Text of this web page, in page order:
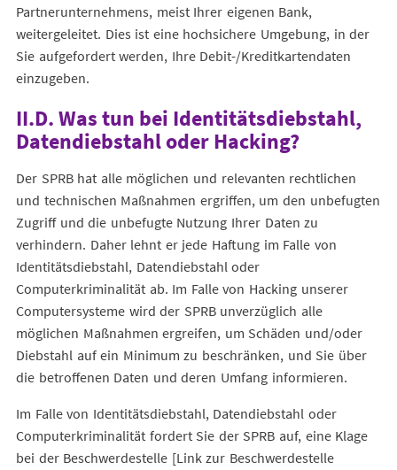
Partnerunternehmens, meist Ihrer eigenen Bank,
weitergeleitet. Dies ist eine hochsichere Umgebung, in der
Sie aufgefordert werden, Ihre Debit-/Kreditkartendaten
einzugeben.
II.D. Was tun bei Identitätsdiebstahl,
Datendiebstahl oder Hacking?
Der SPRB hat alle möglichen und relevanten rechtlichen
und technischen Maßnahmen ergriffen, um den unbefugten
Zugriff und die unbefugte Nutzung Ihrer Daten zu
verhindern. Daher lehnt er jede Haftung im Falle von
Identitätsdiebstahl, Datendiebstahl oder
Computerkriminalität ab. Im Falle von Hacking unserer
Computersysteme wird der SPRB unverzüglich alle
möglichen Maßnahmen ergreifen, um Schäden und/oder
Diebstahl auf ein Minimum zu beschränken, und Sie über
die betroffenen Daten und deren Umfang informieren.
Im Falle von Identitätsdiebstahl, Datendiebstahl oder
Computerkriminalität fordert Sie der SPRB auf, eine Klage
bei der Beschwerdestelle [Link zur Beschwerdestelle